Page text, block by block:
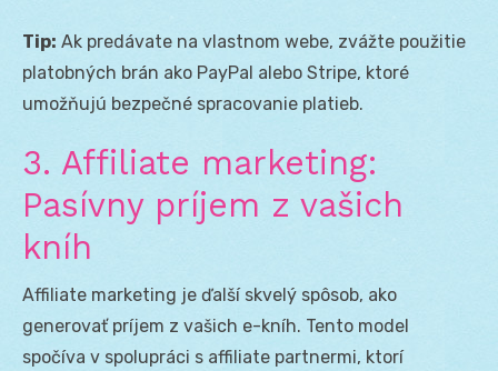
Tip: Ak predávate na vlastnom webe, zvážte použitie
platobných brán ako PayPal alebo Stripe, ktoré
umožňujú bezpečné spracovanie platieb.
3. Affiliate marketing:
Pasívny príjem z vašich
kníh
Affiliate marketing je ďalší skvelý spôsob, ako
generovať príjem z vašich e-kníh. Tento model
spočíva v spolupráci s affiliate partnermi, ktorí